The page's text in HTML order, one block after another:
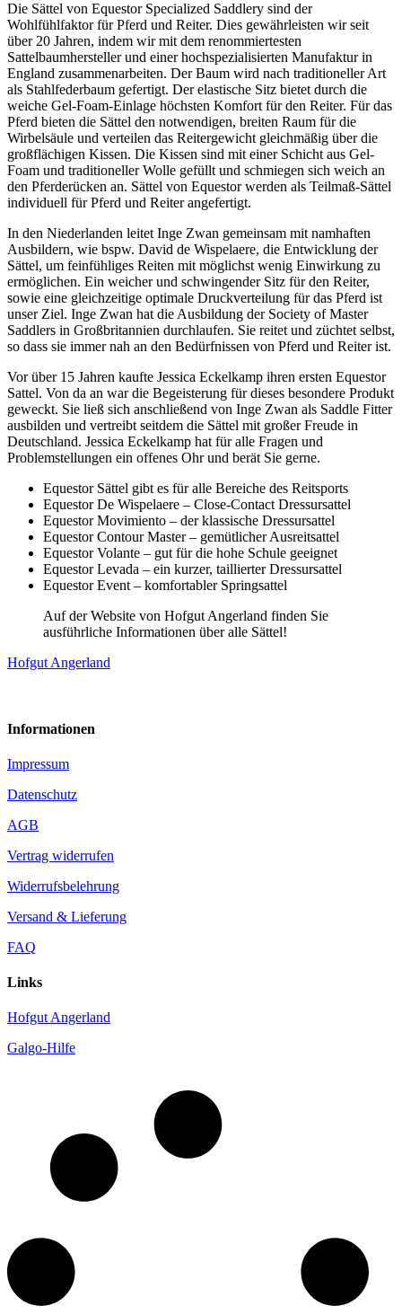
Die Sättel von Equestor Specialized Saddlery sind der
Wohlfühlfaktor für Pferd und Reiter. Dies gewährleisten wir seit
über 20 Jahren, indem wir mit dem renommiertesten
Sattelbaumhersteller und einer hochspezialisierten Manufaktur in
England zusammenarbeiten. Der Baum wird nach traditioneller Art
als Stahlfederbaum gefertigt. Der elastische Sitz bietet durch die
weiche Gel-Foam-Einlage höchsten Komfort für den Reiter. Für das
Pferd bieten die Sättel den notwendigen, breiten Raum für die
Wirbelsäule und verteilen das Reitergewicht gleichmäßig über die
großflächigen Kissen. Die Kissen sind mit einer Schicht aus Gel-
Foam und traditioneller Wolle gefüllt und schmiegen sich weich an
den Pferderücken an. Sättel von Equestor werden als Teilmaß-Sättel
individuell für Pferd und Reiter angefertigt.
In den Niederlanden leitet Inge Zwan gemeinsam mit namhaften
Ausbildern, wie bspw. David de Wispelaere, die Entwicklung der
Sättel, um feinfühliges Reiten mit möglichst wenig Einwirkung zu
ermöglichen. Ein weicher und schwingender Sitz für den Reiter,
sowie eine gleichzeitige optimale Druckverteilung für das Pferd ist
unser Ziel. Inge Zwan hat die Ausbildung der Society of Master
Saddlers in Großbritannien durchlaufen. Sie reitet und züchtet selbst,
so dass sie immer nah an den Bedürfnissen von Pferd und Reiter ist.
Vor über 15 Jahren kaufte Jessica Eckelkamp ihren ersten Equestor
Sattel. Von da an war die Begeisterung für dieses besondere Produkt
geweckt. Sie ließ sich anschließend von Inge Zwan als Saddle Fitter
ausbilden und vertreibt seitdem die Sättel mit großer Freude in
Deutschland. Jessica Eckelkamp hat für alle Fragen und
Problemstellungen ein offenes Ohr und berät Sie gerne.
Equestor Sättel gibt es für alle Bereiche des Reitsports
Equestor De Wispelaere – Close-Contact Dressursattel
EquestorMovimiento – der klassische Dressursattel
Equestor Contour Master – gemütlicher Ausreitsattel
Equestor Volante – gut für die hohe Schule geeignet
Equestor Levada – ein kurzer, taillierter Dressursattel
Equestor Event – komfortabler Springsattel
Auf der Website von Hofgut Angerland finden Sie
ausführliche Informationen über alle Sättel!
Hofgut Angerland
Informationen
Impressum
Datenschutz
AGB
Vertrag widerrufen
Widerrufsbelehrung
Versand & Lieferung
FAQ
Links
Hofgut Angerland
Galgo-Hilfe